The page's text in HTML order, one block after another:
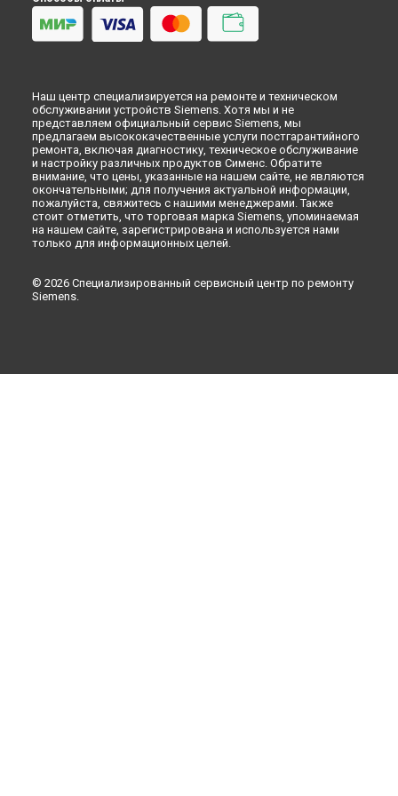
Ульяновске
Ремонт кофемашины TE655203RW EQ.6 Plus s500 Siemens в
Кирове
Ремонт кофемашины TE655203RW EQ.6 Plus s500 Siemens в
Кемерово
Ремонт кофемашины TE655203RW EQ.6 Plus s500 Siemens в
Новокузнецке
Ремонт кофемашины TE655203RW EQ.6 Plus s500 Siemens в
Рязани
Ремонт кофемашины TE655203RW EQ.6 Plus s500 Siemens в
Астрахани
Ремонт кофемашины TE655203RW EQ.6 Plus s500 Siemens в
Ремонт кофемашины TE655203RW EQ.6 Plus s500 Siemens в
Липецке
Наш центр специализируется на ремонте и техническом
обслуживании устройств Siemens. Хотя мы и не
представляем официальный сервис Siemens, мы
предлагаем высококачественные услуги постгарантийного
ремонта, включая диагностику, техническое обслуживание
и настройку различных продуктов Сименс. Обратите
внимание, что цены, указанные на нашем сайте, не являются
окончательными; для получения актуальной информации,
пожалуйста, свяжитесь с нашими менеджерами. Также
стоит отметить, что торговая марка Siemens, упоминаемая
на нашем сайте, зарегистрирована и используется нами
только для информационных целей.
© 2026 Специализированный сервисный центр по ремонту
Siemens.